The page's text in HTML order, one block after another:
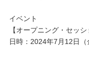
イベント
【オープニング・セッ
日時： 2024年7月12日